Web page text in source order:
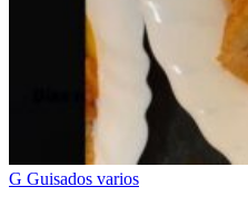
G Guisados varios